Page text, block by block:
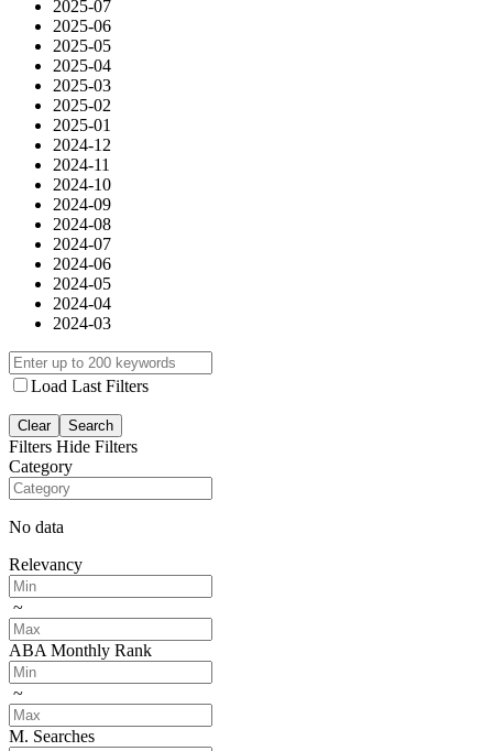
2025-07
2025-06
2025-05
2025-04
2025-03
2025-02
2025-01
2024-12
2024-11
2024-10
2024-09
2024-08
2024-07
2024-06
2024-05
2024-04
2024-03
Load Last Filters
Clear Search
Filters Hide Filters
Category
No data
Relevancy
~
ABA Monthly Rank
~
M. Searches